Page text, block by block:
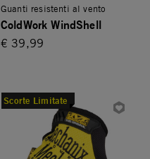
Guanti resistenti al vento
ColdWork WindShell
€ 39,99
Scorte Limitate